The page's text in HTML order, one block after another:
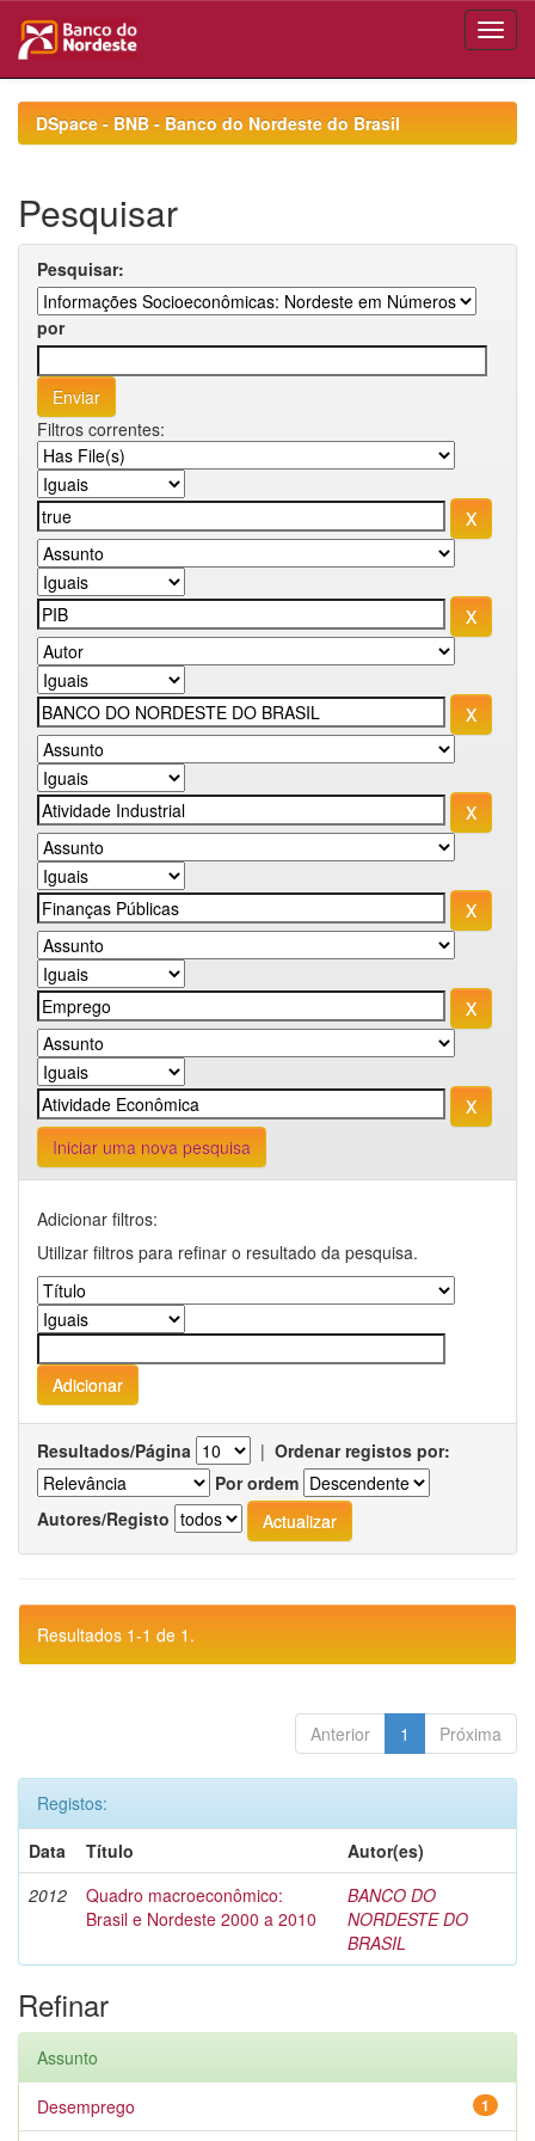
navigationDSpace - BNB - Banco do Nordeste do Brasil
Pesquisar
Pesquisar:
por
Filtros correntes:
Iniciar uma nova pesquisa
Adicionar filtros:
Utilizar filtros para refinar o resultado da pesquisa.
Resultados/Página | Ordenar registos por:
Por ordem
Autores/Registo
Resultados 1-1 de 1.
Anterior 1 Próxima
Registos:
Data
Título
Autor(es)
2012
Quadro macroeconômico:
Brasil e Nordeste 2000 a 2010
BANCO DO
NORDESTE DO
BRASIL
Refinar
Assunto
1
Desemprego